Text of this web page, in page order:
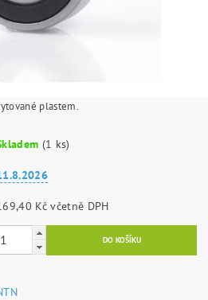
plastem.
(1 ks)
169,40 Kč včetně DPH